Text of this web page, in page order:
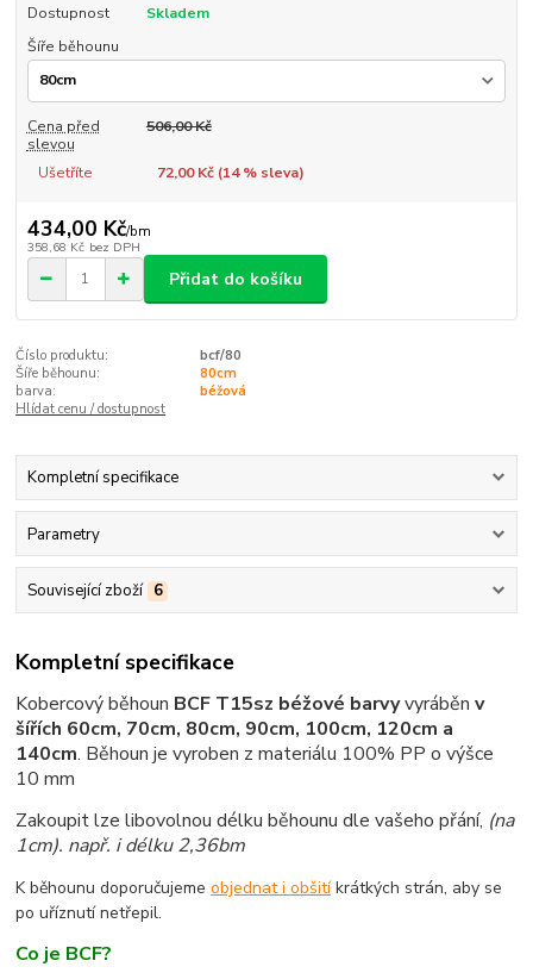
Dostupnost
Skladem
Šíře běhounu
Cena před
slevou
506,00 Kč
Ušetříte 72,00 Kč (14% sleva)
434,00 Kč/bm
358,68 Kč bez DPH
Přidat do košíku
Číslo produktu:
bcf/80
Šíře běhounu:
80cm
barva:
béžová
Hlídat cenu / dostupnost
Kompletní specifikace
Parametry
Související zboží 6
Kompletní specifikace
Kobercový běhoun BCF T15sz béžové barvyvyráběnv
šířích 60cm, 70cm, 80cm, 90cm, 100cm, 120cm a
140cm. Běhoun je vyroben z materiálu 100% PP o výšce
10 mm
Zakoupit lze libovolnou délku běhounu dle vašeho přání, (na
1cm). např. i délku 2,36bm
K běhounu doporučujemeobjednat i obšitíkrátkých strán, aby se
po uříznutí netřepil.
Co je BCF?